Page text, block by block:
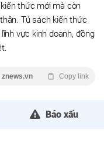
thức mới mà còn
Tủ sách kiến thức
vực kinh doanh, đồng
znews.vn Copy link
Báo xấu